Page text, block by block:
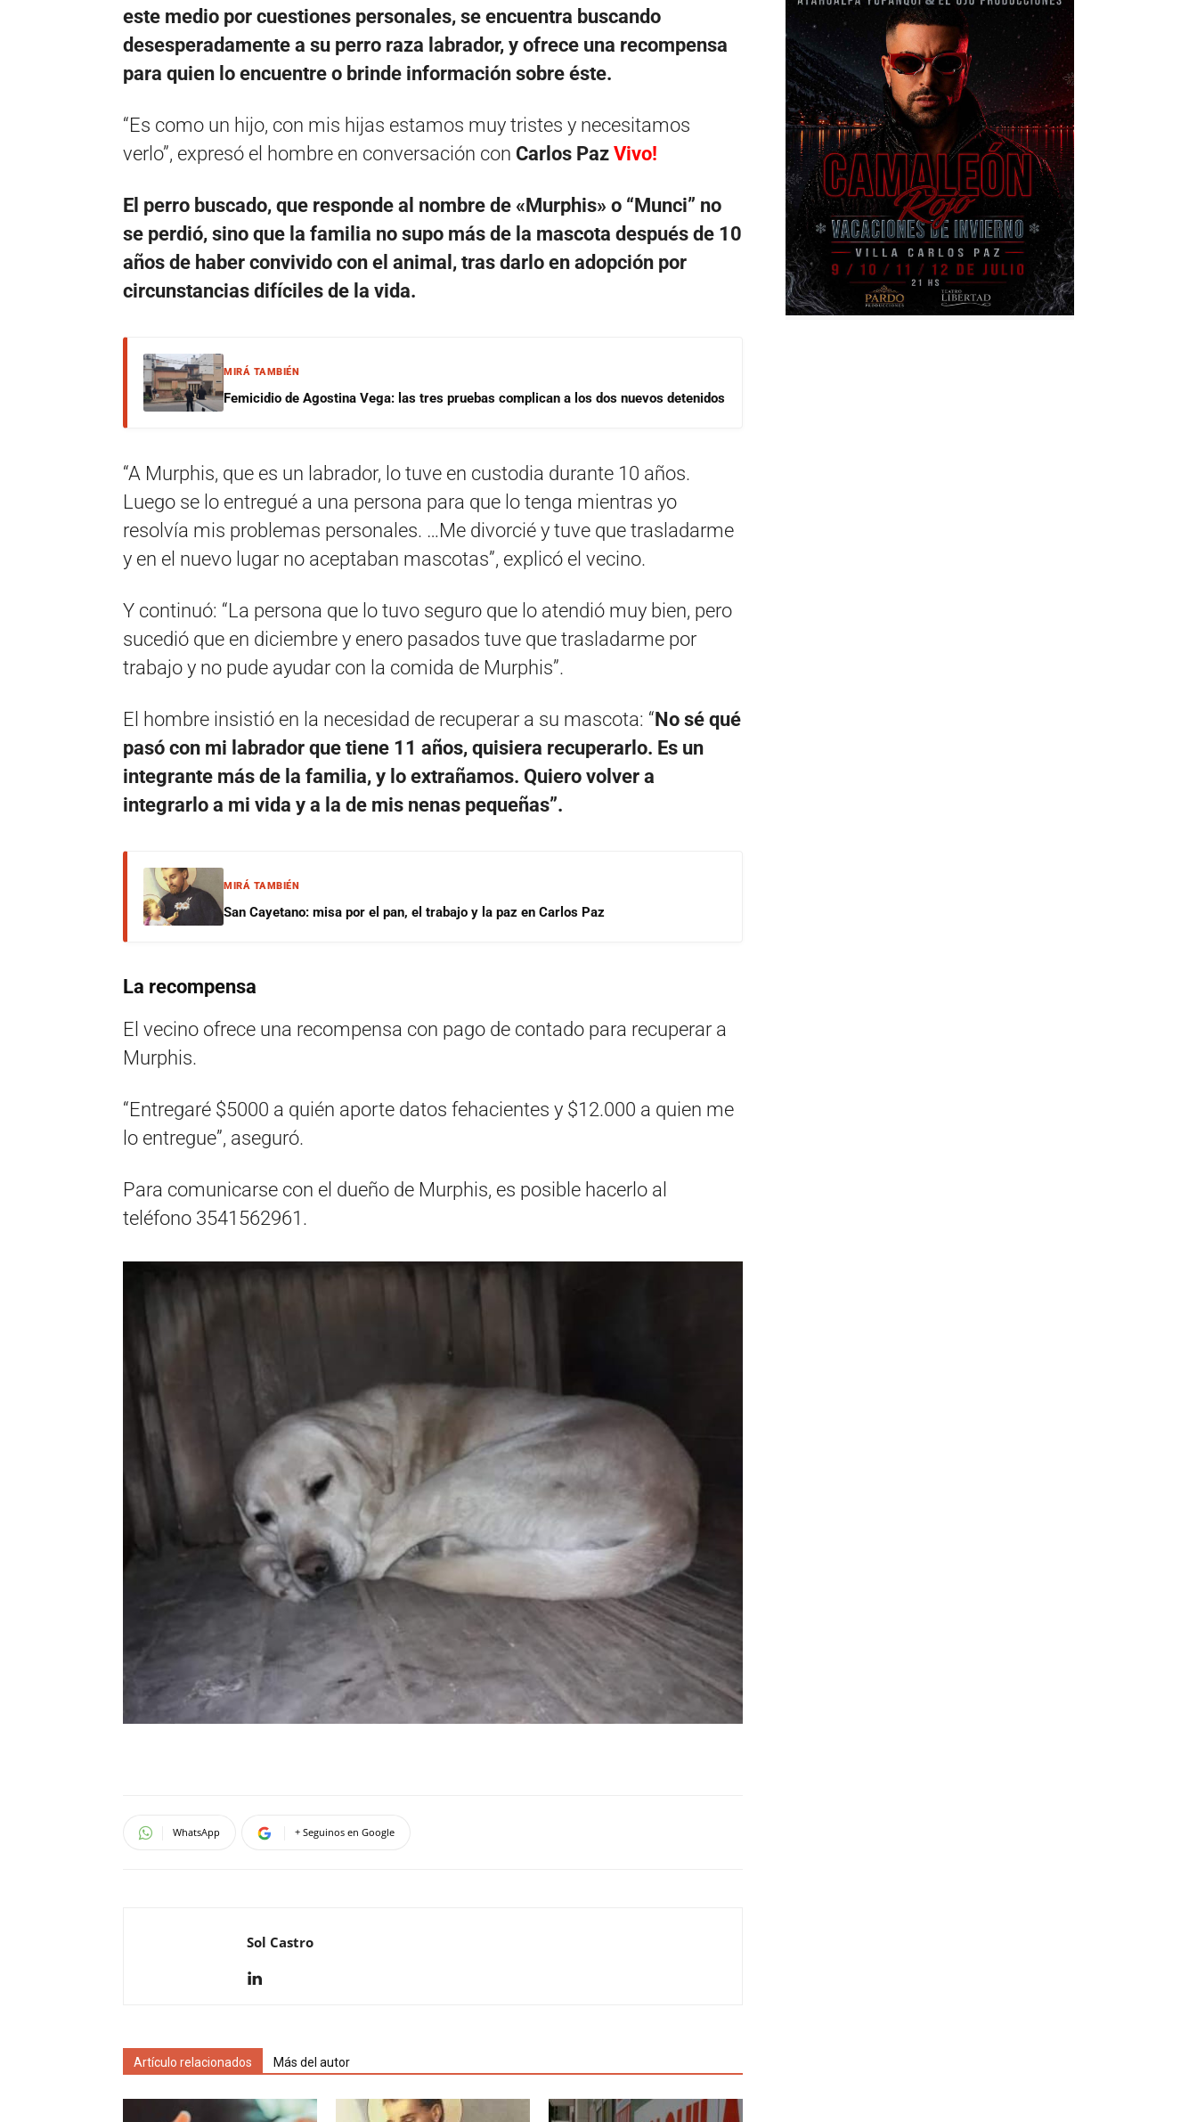
este medio por cuestiones personales, se encuentra buscando
desesperadamente a su perro raza labrador, y ofrece una recompensa
para quien lo encuentre o brinde información sobre éste.
“Es como un hijo, con mis hijas estamos muy tristes y necesitamos
verlo”, expresó el hombre en conversación con Carlos Paz Vivo!
El perro buscado, que responde al nombre de «Murphis» o “Munci” no
se perdió, sino que la familia no supo más de la mascota después de 10
años de haber convivido con el animal, tras darlo en adopción por
circunstancias difíciles de la vida.
MIRÁ TAMBIÉN
Femicidio de Agostina Vega: las tres pruebas complican a los dos nuevos detenidos
“A Murphis, que es un labrador, lo tuve en custodia durante 10 años.
Luego se lo entregué a una persona para que lo tenga mientras yo
resolvía mis problemas personales. …Me divorcié y tuve que trasladarme
y en el nuevo lugar no aceptaban mascotas”, explicó el vecino.
Y continuó: “La persona que lo tuvo seguro que lo atendió muy bien, pero
sucedió que en diciembre y enero pasados tuve que trasladarme por
trabajo y no pude ayudar con la comida de Murphis”.
El hombre insistió en la necesidad de recuperar a su mascota: “No sé qué
pasó con mi labrador que tiene 11 años, quisiera recuperarlo. Es un
integrante más de la familia, y lo extrañamos. Quiero volver a
integrarlo a mi vida y a la de mis nenas pequeñas”.
MIRÁ TAMBIÉN
San Cayetano: misa por el pan, el trabajo y la paz en Carlos Paz
La recompensa
El vecino ofrece una recompensa con pago de contado para recuperar a
Murphis.
“Entregaré $5000 a quién aporte datos fehacientes y $12.000 a quien me
lo entregue”, aseguró.
Para comunicarse con el dueño de Murphis, es posible hacerlo al
teléfono 3541562961.
WhatsApp + Seguinos en Google
Sol Castro
Artículo relacionados Más del autor